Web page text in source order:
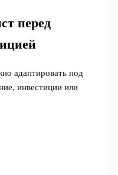
перед
адаптировать под
инвестиции или